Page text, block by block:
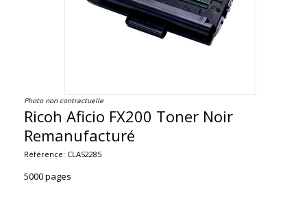
Photo non contractuelle
Ricoh Aficio FX200 Toner Noir
Remanufacturé
Référence: CLAS2285
5000 pages